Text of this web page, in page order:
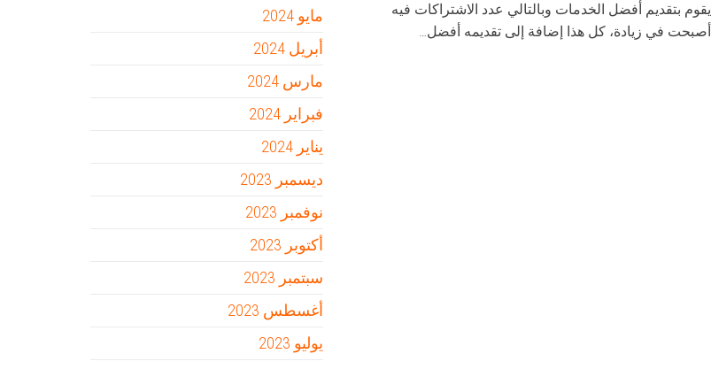
يقوم بتقديم أفضل الخدمات وبالتالي عدد الاشتراكات فيه
أصبحت في زيادة، كل هذا إضافة إلى تقديمه أفضل…
مايو 2024
أبريل 2024
مارس 2024
فبراير 2024
يناير 2024
ديسمبر 2023
نوفمبر 2023
أكتوبر 2023
سبتمبر 2023
أغسطس 2023
يوليو 2023